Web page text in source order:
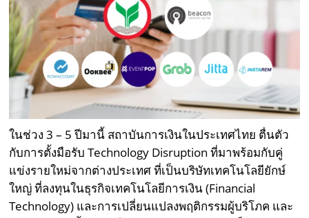
ในช่วง 3 – 5 ปีมานี้ สถาบันการเงินในประเทศไทย ตื่นตัว
กับการตั้งมือรับ Technology Disruption ที่มาพร้อมกับคู่
แข่งรายใหม่จากต่างประเทศ ที่เป็นบริษัทเทคโนโลยียักษ์
ใหญ่ ที่ลงทุนในธุรกิจเทคโนโลยีการเงิน (Financial
Technology) และการเปลี่ยนแปลงพฤติกรรมผู้บริโภค และ